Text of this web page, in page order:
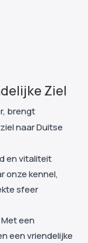
Ziel
brengt
naar Duitse
en vitaliteit
onze kennel,
sfeer
een
een vriendelijke